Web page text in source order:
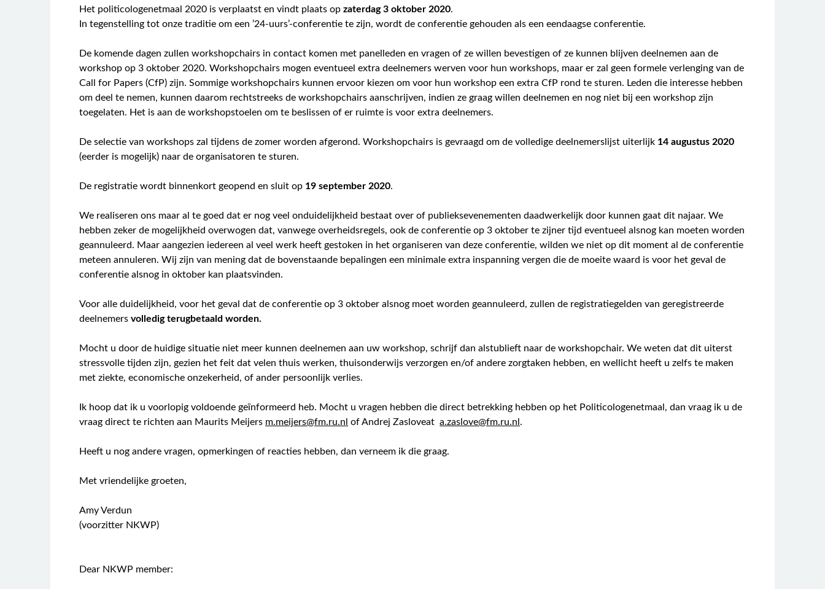
Het politicologenetmaal 2020 is verplaatst en vindt plaats opzaterdag 3 oktober 2020.
In tegenstelling tot onze traditie om een ’24-uurs’-conferentie te zijn, wordt de conferentie gehouden als een eendaagse conferentie.
De komende dagen zullen workshopchairs in contact komen met panelleden en vragen of ze willen bevestigen of ze kunnen blijven deelnemen aan de
workshop op 3 oktober 2020. Workshopchairs mogen eventueel extra deelnemers werven voor hun workshops, maar er zal geen formele verlenging van de
Call for Papers (CfP) zijn. Sommige workshopchairs kunnen ervoor kiezen om voor hun workshop een extra CfP rond te sturen. Leden die interesse hebben
om deel te nemen, kunnen daarom rechtstreeks de workshopchairs aanschrijven, indien ze graag willen deelnemen en nog niet bij een workshop zijn
toegelaten. Het is aan de workshopstoelen om te beslissen of er ruimte is voor extra deelnemers.
De selectie van workshops zal tijdens de zomer worden afgerond. Workshopchairs is gevraagd om de volledige deelnemerslijst uiterlijk 14 augustus 2020
(eerder is mogelijk) naar de organisatoren te sturen.
De registratie wordt binnenkort geopend en sluit op 19 september 2020.
We realiseren ons maar al te goed dat er nog veel onduidelijkheid bestaat over of publieksevenementen daadwerkelijk door kunnen gaat dit najaar. We
hebben zeker de mogelijkheid overwogen dat, vanwege overheidsregels, ook de conferentie op 3 oktober te zijner tijd eventueel alsnog kan moeten worden
geannuleerd. Maar aangezien iedereen al veel werk heeft gestoken in het organiseren van deze conferentie, wilden we niet op dit moment al de conferentie
meteen annuleren. Wij zijn van mening dat de bovenstaande bepalingen een minimale extra inspanning vergen die de moeite waard is voor het geval de
conferentie alsnog in oktober kan plaatsvinden.
Voor alle duidelijkheid, voor het geval dat de conferentie op 3 oktober alsnog moet worden geannuleerd, zullen de registratiegelden van geregistreerde
deelnemersvolledig terugbetaald worden.
Mocht u door de huidige situatie niet meer kunnen deelnemen aan uw workshop, schrijf dan alstublieft naar de workshopchair. We weten dat dit uiterst
stressvolle tijden zijn, gezien het feit dat velen thuis werken, thuisonderwijs verzorgen en/of andere zorgtaken hebben, en wellicht heeft u zelfs te maken
met ziekte, economische onzekerheid, of ander persoonlijk verlies.
Ik hoop dat ik u voorlopig voldoende geïnformeerd heb. Mocht u vragen hebben die direct betrekking hebben op het Politicologenetmaal, dan vraag ik u de
vraag direct te richten aan Maurits Meijers m.meijers@fm.ru.nl of Andrej Zasloveata.zaslove@fm.ru.nl .
Heeft u nog andere vragen, opmerkingen of reacties hebben, dan verneem ik die graag.
Met vriendelijke groeten,
Amy Verdun
(voorzitter NKWP)
Dear NKWP member: